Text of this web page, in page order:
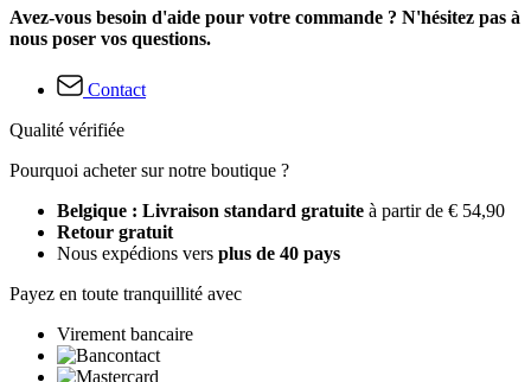
Avez-vous besoin d'aide pour votre commande ? N'hésitez pas à
nous poser vos questions.
Contact
Qualité vérifiée
Pourquoi acheter sur notre boutique ?
Belgique : Livraison standard gratuite à partir de € 54,90
Retour gratuit
Nous expédions vers plus de 40 pays
Payez en toute tranquillité avec
Virement bancaire